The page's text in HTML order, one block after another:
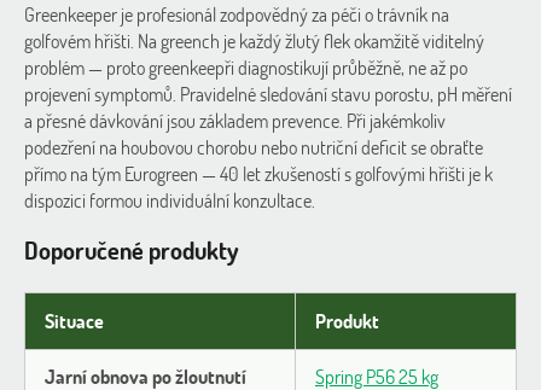
Greenkeeper je profesionál zodpovědný za péči o trávník na
golfovém hřišti. Na greench je každý žlutý flek okamžitě viditelný
problém — proto greenkeepři diagnostikují průběžně, ne až po
projevení symptomů. Pravidelné sledování stavu porostu, pH měření
a přesné dávkování jsou základem prevence. Při jakémkoliv
podezření na houbovou chorobu nebo nutriční deficit se obraťte
přímo na tým Eurogreen — 40 let zkušeností s golfovými hřišti je k
dispozici formou individuální konzultace.
Doporučené produkty
Situace Produkt
Jarní obnova po žloutnutí Spring P56 25 kg